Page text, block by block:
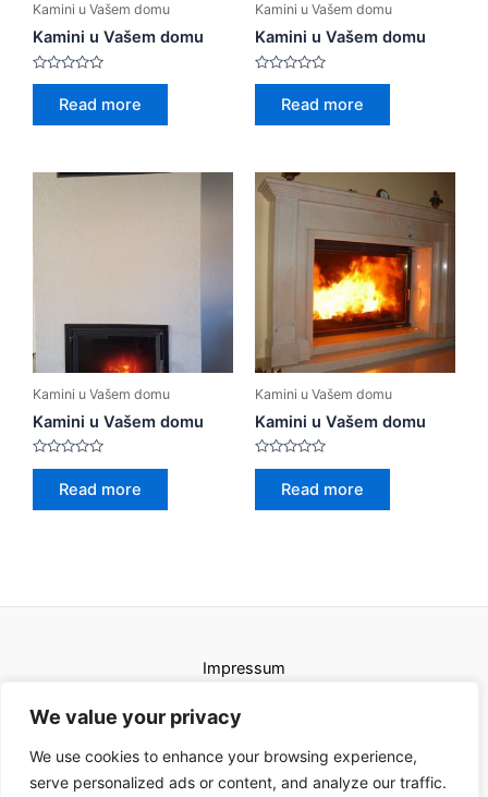
We value your privacy
We use cookies to enhance your browsing experience,
serve personalized ads or content, and analyze our traffic.
Kamini u Vašem domu
Kamini u Vašem domu
Rated
Read more
Kamini u Vašem domu
Kamini u Vašem domu
Rated
Read more
Kamini u Vašem domu
Kamini u Vašem domu
Rated
Read more
Kamini u Vašem domu
Kamini u Vašem domu
Rated
Read more
Impressum